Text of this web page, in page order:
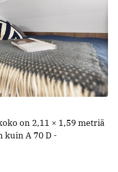
on 2,11 × 1,59 metriä
kuin A 70 D -